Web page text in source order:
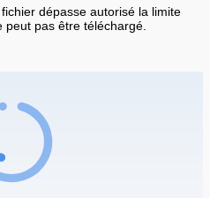
dépasse autorisé la limite
pas être téléchargé.